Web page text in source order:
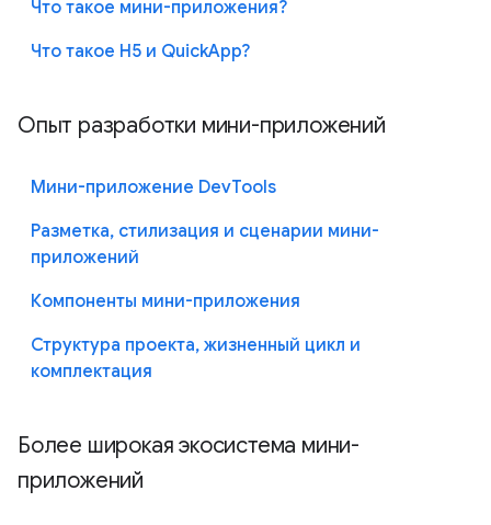
Что такое мини-приложения?
Что такое H5 и QuickApp?
Опыт разработки мини-приложений
Мини-приложение DevTools
Разметка, стилизация и сценарии мини-
приложений
Компоненты мини-приложения
Структура проекта, жизненный цикл и
комплектация
Более широкая экосистема мини-
приложений